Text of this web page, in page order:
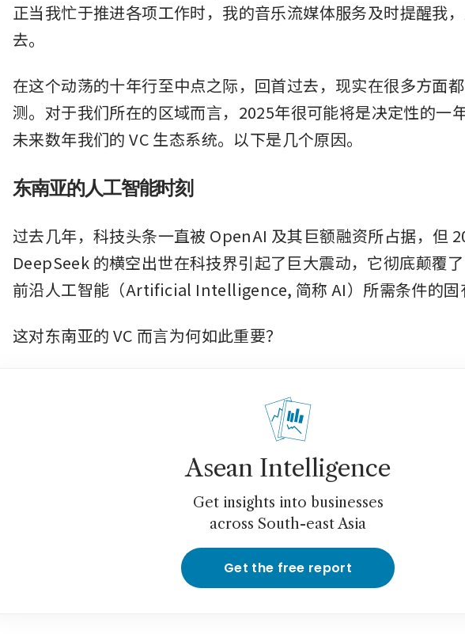
正当我忙于推进各项工作时，我的音乐流媒体服务及时提醒我
去。
在这个动荡的十年行至中点之际，回首过去，现实在很多方面
测。对于我们所在的区域而言，2025年很可能将是决定性的一
未来数年我们的 VC 生态系统。以下是几个原因。
东南亚的人工智能时刻
过去几年，科技头条一直被 OpenAI 及其巨额融资所占据，但
DeepSeek 的横空出世在科技界引起了巨大震动，它彻底颠覆
前沿人工智能（Artificial Intelligence, 简称 AI）所需条件的固
这对东南亚的 VC 而言为何如此重要？
Asean Intelligence
Get insights into businesses
across South-east Asia
Get the free report